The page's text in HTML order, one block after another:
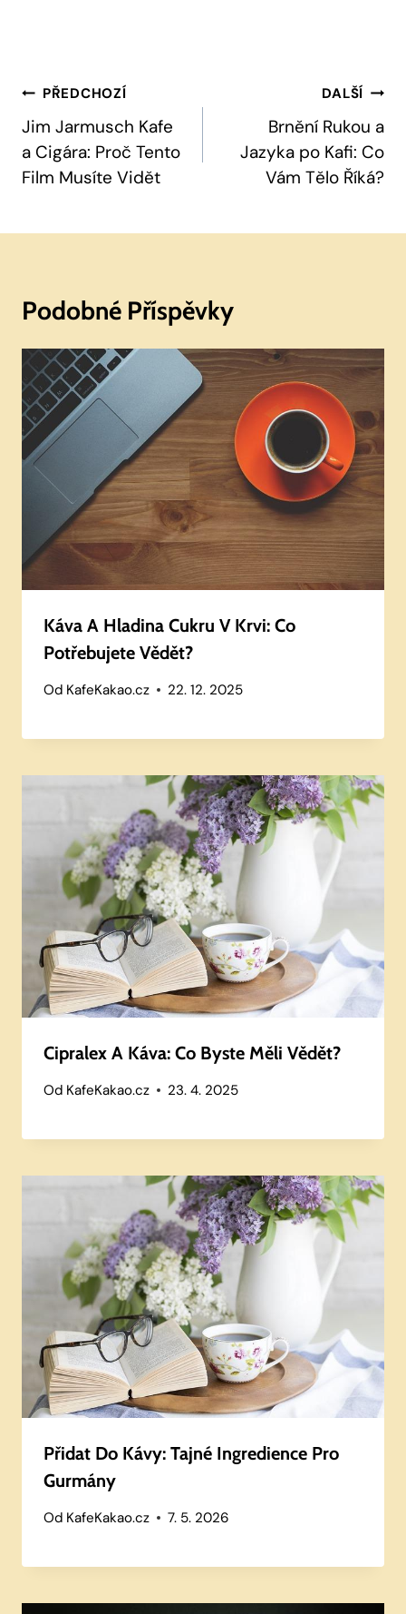
Navigace
Pro
Příspěvek
PŘEDCHOZÍ
Jim Jarmusch Kafe
a Cigára: Proč Tento
Film Musíte Vidět
DALŠÍ
Brnění Rukou a
Jazyka po Kafi: Co
Vám Tělo Říká?
Podobné Příspěvky
Káva A Hladina Cukru V Krvi: Co
Potřebujete Vědět?
Od KafeKakao.cz 22. 12. 2025
Cipralex A Káva: Co Byste Měli Vědět?
Od KafeKakao.cz 23. 4. 2025
Přidat Do Kávy: Tajné Ingredience Pro
Gurmány
Od KafeKakao.cz 7. 5. 2026